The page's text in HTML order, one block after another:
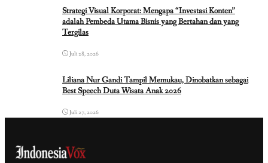
Strategi Visual Korporat: Mengapa “Investasi Konten”
adalah Pembeda Utama Bisnis yang Bertahan dan yang
Tergilas
Juli 28, 2026
Liliana Nur Gandi Tampil Memukau, Dinobatkan sebagai
Best Speech Duta Wisata Anak 2026
Juli 27, 2026